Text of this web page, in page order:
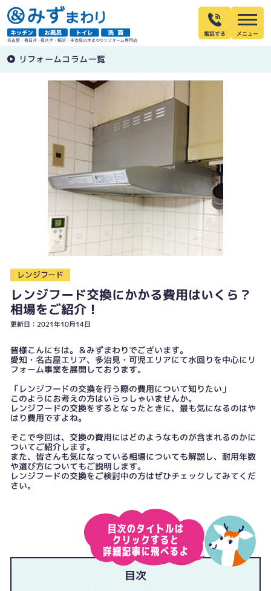
名古屋・春日井・長久手・稲沢・多治見の水まわりリフォーム専門店
電話する
リフォームコラム一覧
レンジフード
レンジフード交換にかかる費用はいくら？
相場をご紹介！
更新日：2021年10月14日
皆様こんにちは。＆みずまわりでございます。
愛知・名古屋エリア、多治見・可児エリアにて水回りを中心にリ
フォーム事業を展開しております。
「レンジフードの交換を行う際の費用について知りたい」
このようにお考えの方はいらっしゃいませんか。
レンジフードの交換をするとなったときに、最も気になるのはや
はり費用ですよね。
そこで今回は、交換の費用にはどのようなものが含まれるのかに
ついてご紹介します。
また、皆さんも気になっている相場についても解説し、耐用年数
や選び方についてもご説明します。
レンジフードの交換をご検討中の方はぜひチェックしてみてくだ
さい。
目次